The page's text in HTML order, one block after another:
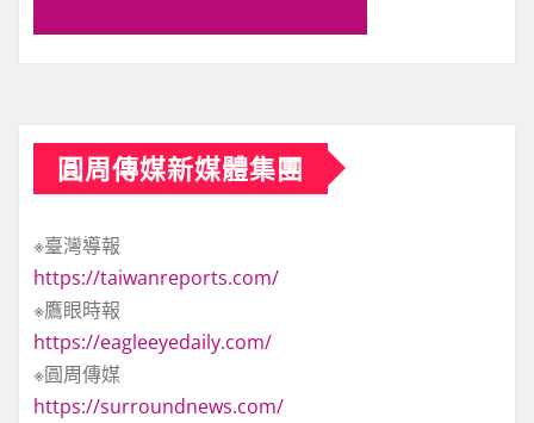
圓周傳媒新媒體集團
※臺灣導報
https://taiwanreports.com/
※鷹眼時報
https://eagleeyedaily.com/
※圓周傳媒
https://surroundnews.com/